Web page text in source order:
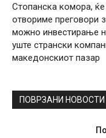
Стопанска комора, ќе
отвориме преговори
можно инвестирање
уште странски
македонскиот пазар
ПОВРЗАНИ НОВОСТИ